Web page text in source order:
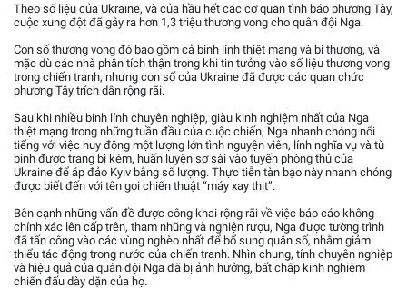
Theo số liệu của Ukraine, và của hầu hết các cơ quan tình báo phương Tây,
cuộc xung đột đã gây ra hơn 1,3 triệu thương vong cho quân đội Nga.
Con số thương vong đó bao gồm cả binh lính thiệt mạng và bị thương, và
mặc dù các nhà phân tích thận trọng khi tin tưởng vào số liệu thương vong
trong chiến tranh, nhưng con số của Ukraine đã được các quan chức
phương Tây trích dẫn rộng rãi.
Sau khi nhiều binh lính chuyên nghiệp, giàu kinh nghiệm nhất của Nga
thiệt mạng trong những tuần đầu của cuộc chiến, Nga nhanh chóng nổi
tiếng với việc huy động một lượng lớn tình nguyện viên, lính nghĩa vụ và tù
binh được trang bị kém, huấn luyện sơ sài vào tuyến phòng thủ của
Ukraine để áp đảo Kyiv bằng số lượng. Thực tiễn tàn bạo này nhanh chóng
được biết đến với tên gọi chiến thuật “máy xay thịt”.
Bên cạnh những vấn đề được công khai rộng rãi về việc báo cáo không
chính xác lên cấp trên, tham nhũng và nghiện rượu, Nga được tường trình
đã tấn công vào các vùng nghèo nhất để bổ sung quân số, nhằm giảm
thiểu tác động trong nước của chiến tranh. Nhìn chung, tính chuyên nghiệp
và hiệu quả của quân đội Nga đã bị ảnh hưởng, bất chấp kinh nghiệm
chiến đấu dày dặn của họ.